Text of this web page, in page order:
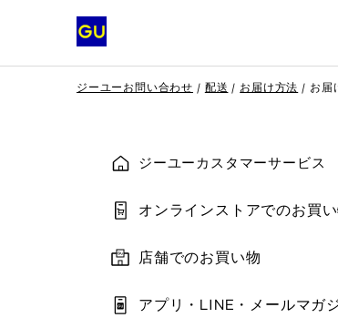
ジーユーお問い合わせ 配送 お届け方法 お届
ジーユーカスタマーサービス
オンラインストアでのお買
ご注文方法
店舗でのお買い物
アプリ・LINE・メールマガ